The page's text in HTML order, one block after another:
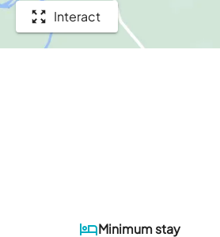
Interact
Minimum stay